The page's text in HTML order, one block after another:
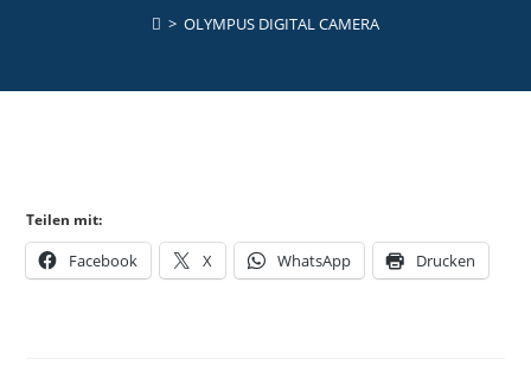
> OLYMPUS DIGITAL CAMERA
Teilen mit:
Facebook X WhatsApp Drucken